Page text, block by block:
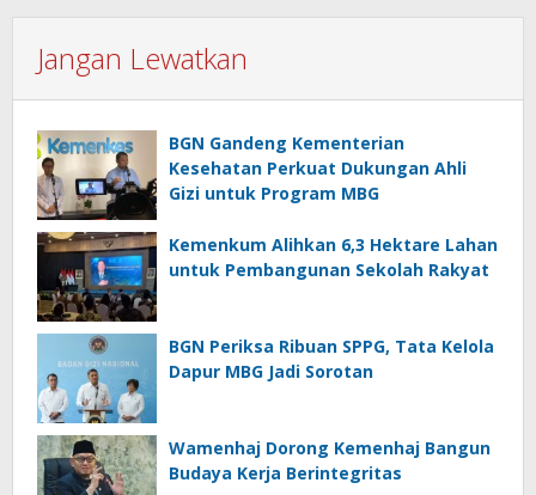
Jangan Lewatkan
BGN Gandeng Kementerian
Kesehatan Perkuat Dukungan Ahli
Gizi untuk Program MBG
Kemenkum Alihkan 6,3 Hektare Lahan
untuk Pembangunan Sekolah Rakyat
BGN Periksa Ribuan SPPG, Tata Kelola
Dapur MBG Jadi Sorotan
Wamenhaj Dorong Kemenhaj Bangun
Budaya Kerja Berintegritas